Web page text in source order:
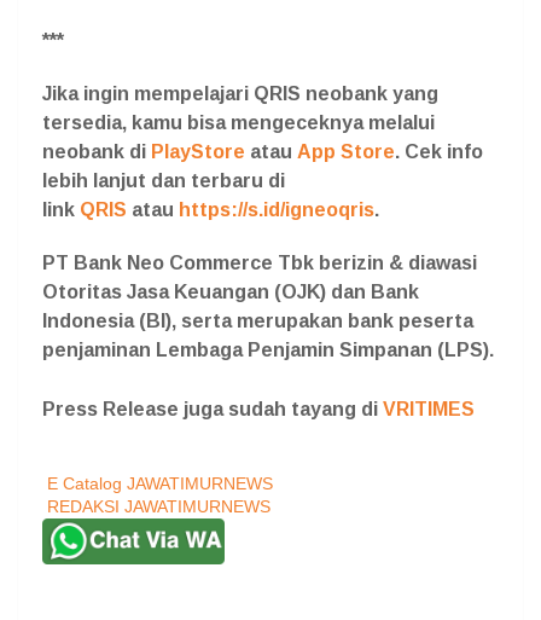
***
Jika ingin mempelajari QRIS neobank yang
tersedia, kamu bisa mengeceknya melalui
neobank di PlayStore atau App Store. Cek info
lebih lanjut dan terbaru di
link QRIS atau https://s.id/igneoqris.
PT Bank Neo Commerce Tbk berizin & diawasi
Otoritas Jasa Keuangan (OJK) dan Bank
Indonesia (BI), serta merupakan bank peserta
penjaminan Lembaga Penjamin Simpanan (LPS).⁣
Press Release juga sudah tayang di VRITIMES
E Catalog JAWATIMURNEWS
REDAKSI JAWATIMURNEWS